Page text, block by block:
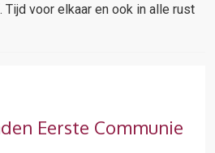
voor elkaar en ook in alle rust
Eerste Communie